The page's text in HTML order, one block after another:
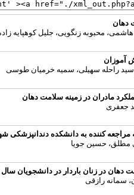
دهان
محبوبه زنگویی، جلیل کوهپایه
آموزان
سید راحله سهیلی، سمیه خرمیان طوسی
مادران در زمینه سلامت دهان
جعفری
مطلق، حسین جویا
در زنان باردار در دانشجویان
سمانه رازقی